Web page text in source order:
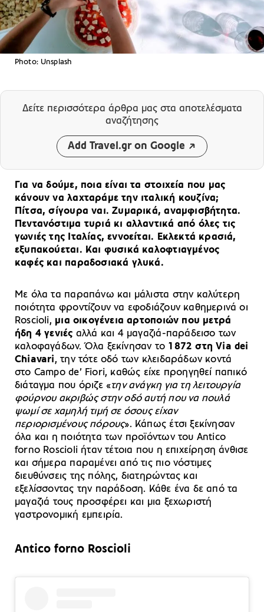
Photo: Unsplash
Δείτε περισσότερα άρθρα μας στα αποτελέσματα
αναζήτησης
Add Travel.gr on Google
Για να δούμε, ποια είναι τα στοιχεία που μας
κάνουν να λαχταράμε την ιταλική κουζίνα;
Πίτσα, σίγουρα ναι. Ζυμαρικά, αναμφισβήτητα.
Πεντανόστιμα τυριά κι αλλαντικά από όλες τις
γωνιές της Ιταλίας, εννοείται. Εκλεκτά κρασιά,
εξυπακούεται. Και φυσικά καλοφτιαγμένος
καφές και παραδοσιακά γλυκά.
Με όλα τα παραπάνω και μάλιστα στην καλύτερη
ποιότητα φροντίζουν να εφοδιάζουν καθημερινά οι
Roscioli, μια οικογένεια αρτοποιών που μετρά
ήδη 4 γενιές αλλά και 4 μαγαζιά-παράδεισο των
καλοφαγάδων. Όλα ξεκίνησαν το 1872 στη Via dei
Chiavari, την τότε οδό των κλειδαράδων κοντά
στο Campo de’ Fiori, καθώς είχε προηγηθεί παπικό
διάταγμα που όριζε «την ανάγκη για τη λειτουργία
φούρνου ακριβώς στην οδό αυτή που να πουλά
ψωμί σε χαμηλή τιμή σε όσους είχαν
περιορισμένους πόρους». Κάπως έτσι ξεκίνησαν
όλα και η ποιότητα των προϊόντων του Antico
forno Roscioli ήταν τέτοια που η επιχείρηση άνθισε
και σήμερα παραμένει από τις πιο νόστιμες
διευθύνσεις της πόλης, διατηρώντας και
εξελίσσοντας την παράδοση. Κάθε ένα δε από τα
μαγαζιά τους προσφέρει και μια ξεχωριστή
γαστρονομική εμπειρία.
Antico forno Roscioli